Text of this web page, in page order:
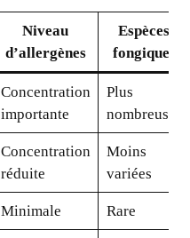
Niveau
d’allergènes
Espèces
fongiques
Concentration
importante
Plus
nombreuses
Concentration
réduite
Moins
variées
Minimale Rare